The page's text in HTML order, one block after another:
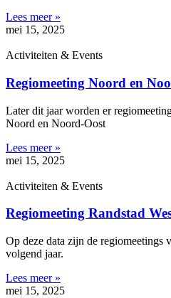
Lees meer »
mei 15, 2025
Activiteiten & Events
Regiomeeting Noord en
Later dit jaar worden er
Noord en Noord-Oost
Lees meer »
mei 15, 2025
Activiteiten & Events
Regiomeeting Randstad
Op deze data zijn de regiomeetings
volgend jaar.
Lees meer »
mei 15, 2025